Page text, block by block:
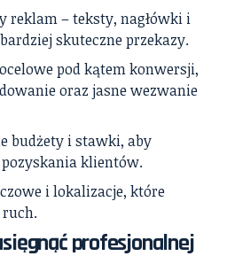
reklam – teksty, nagłówki i
skuteczne przekazy.
pod kątem konwersji,
oraz jasne wezwanie
budżety i stawki, aby
klientów.
i lokalizacje, które
profesjonalnej